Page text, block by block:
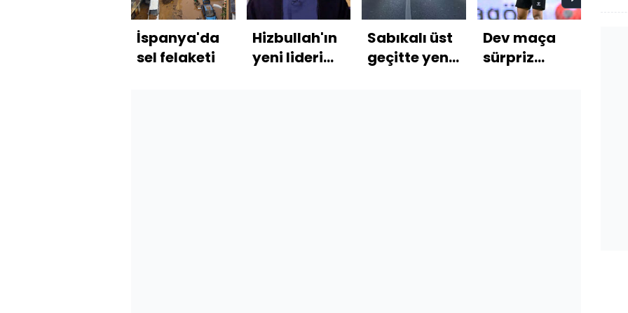
İspanya'da
sel felaketi
Hizbullah'ın
yeni lideri
Sabıkalı üst
geçitte yeni
Dev maça
sürpriz